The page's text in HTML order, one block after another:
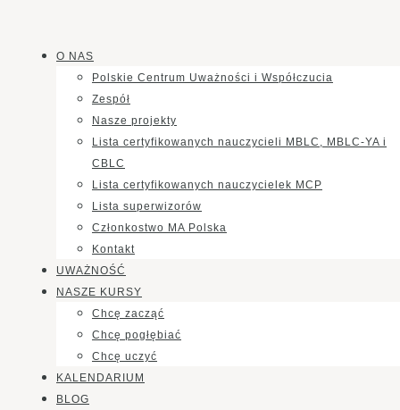
O NAS
Polskie Centrum Uważności i Współczucia
Zespół
Nasze projekty
Lista certyfikowanych nauczycieli MBLC, MBLC-YA i
CBLC
Lista certyfikowanych nauczycielek MCP
Lista superwizorów
Członkostwo MA Polska
Kontakt
UWAŻNOŚĆ
NASZE KURSY
Chcę zacząć
Chcę pogłębiać
Chcę uczyć
KALENDARIUM
BLOG